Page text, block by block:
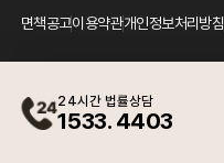
24시간 법률상담
1533. 4403
면책공고이용약관개인정보처리방침